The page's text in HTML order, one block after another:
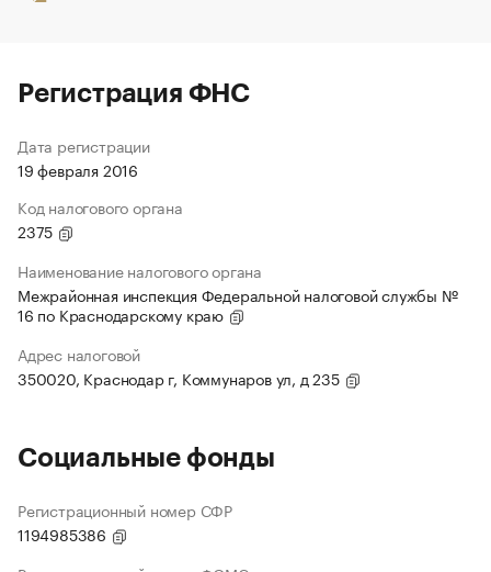
Регистрация ФНС
Дата регистрации
19 февраля 2016
Код налогового органа
2375
Наименование налогового органа
Межрайонная инспекция Федеральной налоговой службы №
16 по Краснодарскому краю
Адрес налоговой
350020, Краснодар г, Коммунаров ул, д 235
Социальные фонды
Регистрационный номер СФР
1194985386